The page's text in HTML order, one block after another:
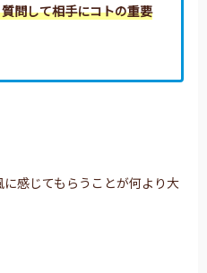
問して相手にコトの重要
に感じてもらうことが何より大